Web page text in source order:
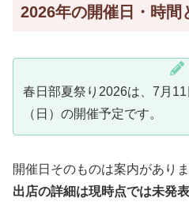
2026年の開催日・時間
春日部夏祭り2026は、7月
（日）の開催予定です。
開催日そのものは案内がありま
出店の詳細は現時点では未発表